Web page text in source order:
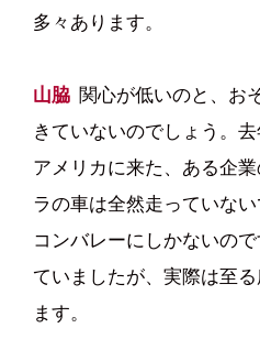
多々あります。
山脇 関心が低いのと、お
きていないのでしょう。
アメリカに来た、ある企
ラの車は全然走っていない
コンバレーにしかないの
ていましたが、実際は至
ます。